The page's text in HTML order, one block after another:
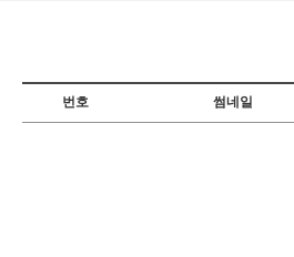
번호 썸네일